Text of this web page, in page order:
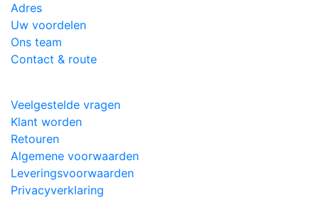
Adres
Uw voordelen
Ons team
Contact & route
Veelgestelde vragen
Klant worden
Retouren
Algemene voorwaarden
Leveringsvoorwaarden
Privacyverklaring